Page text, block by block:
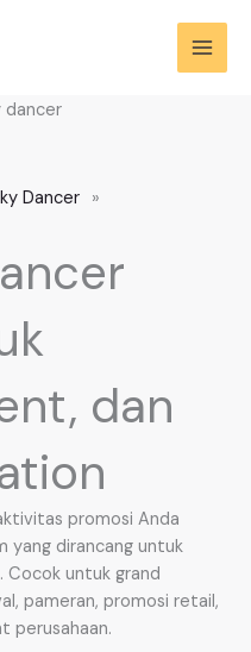
Dancer
»
dan
promosi Anda
yang dirancang untuk
Cocok untuk grand
pameran, promosi retail,
perusahaan.